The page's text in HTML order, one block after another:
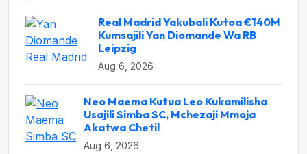
Real Madrid Yakubali Kutoa €140M
Kumsajili Yan Diomande Wa RB
Leipzig
Aug 6, 2026
Neo Maema Kutua Leo Kukamilisha
Usajili Simba SC, Mchezaji Mmoja
Akatwa Cheti!
Aug 6, 2026